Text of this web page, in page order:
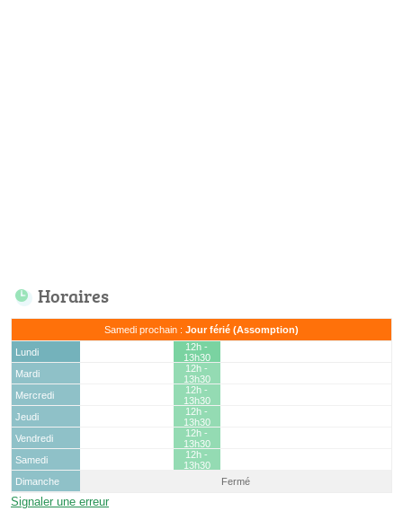
Horaires
Samedi prochain : Jour férié (Assomption)
Lundi
12h -
13h30
Mardi
12h -
13h30
Mercredi
12h -
13h30
Jeudi
12h -
13h30
Vendredi
12h -
13h30
Samedi
12h -
13h30
Dimanche
Fermé
Signaler une erreur